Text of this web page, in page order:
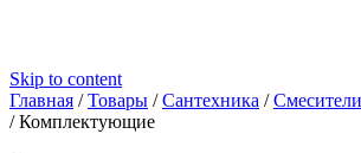
Skip to content
Главная /Товары /Сантехника /Смесители
/Комплектующие